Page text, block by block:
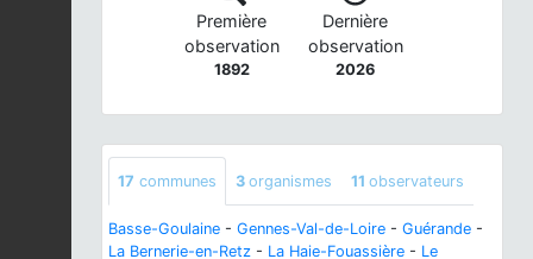
Première
observation
1892
Dernière
observation
2026
17 communes 3 organismes 11 observateurs
Basse-Goulaine - Gennes-Val-de-Loire - Guérande -
La Bernerie-en-Retz - La Haie-Fouassière - Le